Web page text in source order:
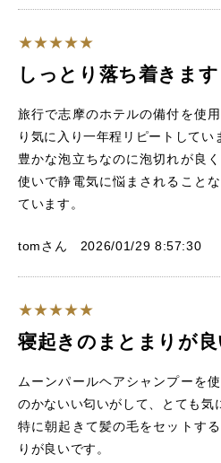
しっとり落ち着きます
旅行で志摩のホテルの備付を使
り気に入り一年程リピートしてい
豊かな泡立ちなのに泡切れが良
使いで静電気に悩まされること
ています。
tomさん 2026/01/29 8:57:30
寝起きのまとまりが良
ムーンパールヘアシャンプーを
のかないい匂いがして、とても気
特に朝起きて髪の毛をセットす
りが良いです。